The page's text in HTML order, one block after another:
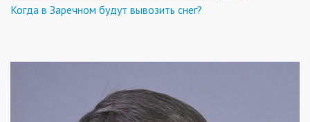
Когда в Заречном будут вывозить снег?